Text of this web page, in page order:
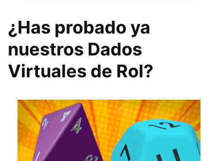
¿Has probado ya
nuestros Dados
Virtuales de Rol?